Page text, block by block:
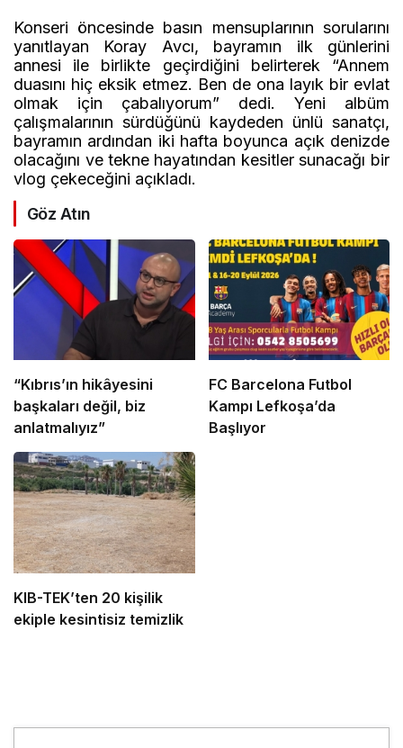
Konseri öncesinde basın mensuplarının sorularını
yanıtlayan Koray Avcı, bayramın ilk günlerini
annesi ile birlikte geçirdiğini belirterek “Annem
duasını hiç eksik etmez. Ben de ona layık bir evlat
olmak için çabalıyorum” dedi. Yeni albüm
çalışmalarının sürdüğünü kaydeden ünlü sanatçı,
bayramın ardından iki hafta boyunca açık denizde
olacağını ve tekne hayatından kesitler sunacağı bir
vlog çekeceğini açıkladı.
Göz Atın
“Kıbrıs’ın hikâyesini
başkaları değil, biz
anlatmalıyız”
FC Barcelona Futbol
Kampı Lefkoşa’da
Başlıyor
KIB-TEK’ten 20 kişilik
ekiple kesintisiz temizlik